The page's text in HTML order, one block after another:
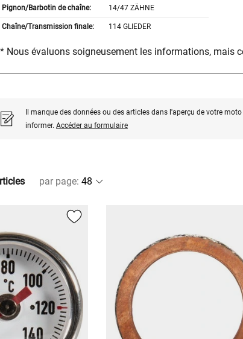
Pignon/Barbotin de chaîne: 14/47 ZÄHNE
Chaîne/Transmission finale: 114 GLIEDER
* Nous évaluons soigneusement les informations, mais
Il manque des données ou des articles dans l'aperçu de votre
informer. Accéder au formulaire
par page: